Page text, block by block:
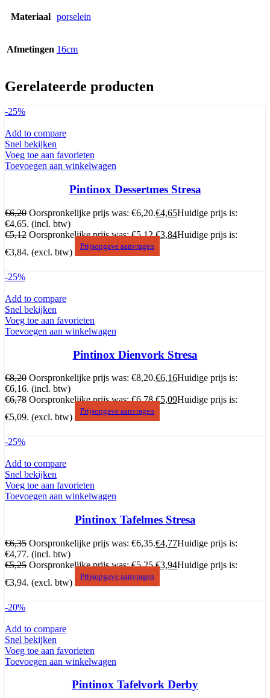
Materiaal porselein
Afmetingen 16cm
Gerelateerde producten
-25%
Add to compare
Snel bekijken
Voeg toe aan favorieten
Toevoegen aan winkelwagen
Pintinox Dessertmes Stresa
€6,20 Oorspronkelijke prijs was: €6,20.€4,65Huidige prijs is:
€4,65. (incl. btw)
€5,12 Oorspronkelijke prijs was: €5,12.€3,84Huidige prijs is:
€3,84. (excl. btw)
Prijsopgave aanvragen
-25%
Add to compare
Snel bekijken
Voeg toe aan favorieten
Toevoegen aan winkelwagen
Pintinox Dienvork Stresa
€8,20 Oorspronkelijke prijs was: €8,20.€6,16Huidige prijs is:
€6,16. (incl. btw)
€6,78 Oorspronkelijke prijs was: €6,78.€5,09Huidige prijs is:
€5,09. (excl. btw)
Prijsopgave aanvragen
-25%
Add to compare
Snel bekijken
Voeg toe aan favorieten
Toevoegen aan winkelwagen
Pintinox Tafelmes Stresa
€6,35 Oorspronkelijke prijs was: €6,35.€4,77Huidige prijs is:
€4,77. (incl. btw)
€5,25 Oorspronkelijke prijs was: €5,25.€3,94Huidige prijs is:
€3,94. (excl. btw)
Prijsopgave aanvragen
-20%
Add to compare
Snel bekijken
Voeg toe aan favorieten
Toevoegen aan winkelwagen
Pintinox Tafelvork Derby